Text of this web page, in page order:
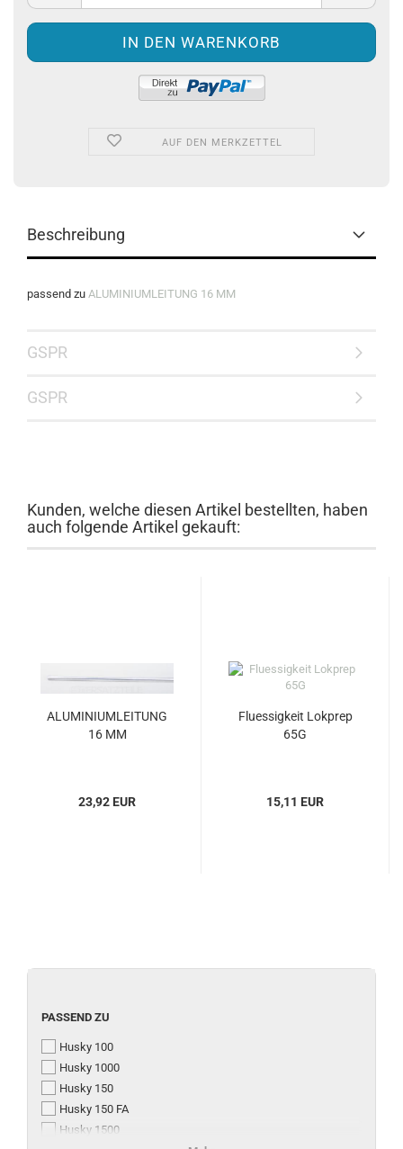
AUF DEN MERKZETTEL
Beschreibung
passend zu ALUMINIUMLEITUNG 16 MM
GSPR
GSPR
Kunden, welche diesen Artikel bestellten, haben
auch folgende Artikel gekauft:
ALU­MI­NI­UM­LEI­TUNG
16 MM
23,92 EUR
Flues­sig­keit Lok­prep
65G
15,11 EUR
PASSEND ZU
Husky 100
Husky 1000
Husky 150
Husky 150 FA
Husky 1500